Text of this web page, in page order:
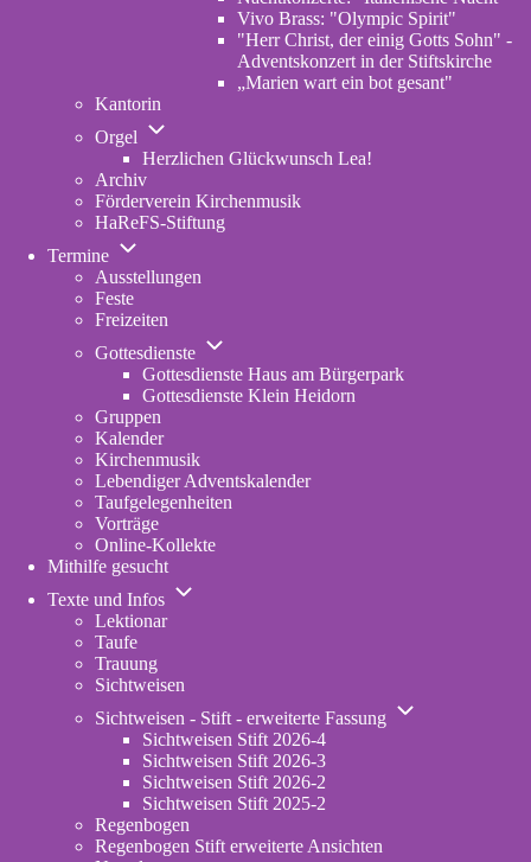
Vivo Brass: "Olympic Spirit"
"Herr Christ, der einig Gotts Sohn" -
Adventskonzert in der Stiftskirche
„Marien wart ein bot gesant"
Kantorin
Orgel
Unternavigation
Orgel
Herzlichen Glückwunsch Lea!
Archiv
Förderverein Kirchenmusik
HaReFS-Stiftung
Termine
Unternavigation
Termine
Ausstellungen
Feste
Freizeiten
Gottesdienste
Unternavigation
Gottesdienste
Gottesdienste Haus am Bürgerpark
Gottesdienste Klein Heidorn
Gruppen
Kalender
Kirchenmusik
Lebendiger Adventskalender
Taufgelegenheiten
Vorträge
Online-Kollekte
Mithilfe gesucht
Texte und Infos
Unternavigation
Lektionar
Taufe
Trauung
Sichtweisen
Sichtweisen - Stift - erweiterte Fassung
Unternavigation
Sichtweisen Stift 2026-4
Sichtweisen Stift 2026-3
Sichtweisen Stift 2026-2
Sichtweisen Stift 2025-2
Regenbogen
Regenbogen Stift erweiterte Ansichten